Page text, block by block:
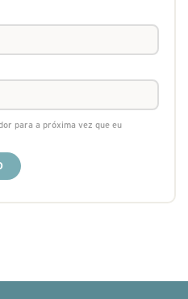
para a próxima vez que eu